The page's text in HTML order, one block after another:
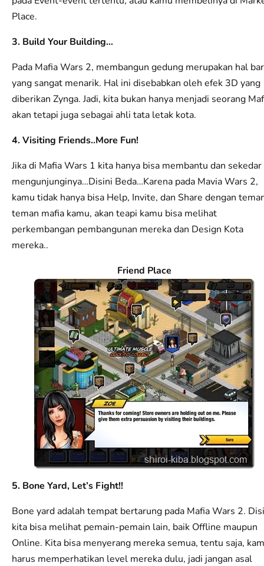
Place.
3. Build Your Building…
Pada Mafia Wars 2, membangun gedung merupakan hal
yang sangat menarik. Hal ini disebabkan oleh efek 3D yang
diberikan Zynga. Jadi, kita bukan hanya menjadi seorang
akan tetapi juga sebagai ahli tata letak kota.
4. Visiting Friends..More Fun!
Jika di Mafia Wars 1 kita hanya bisa membantu dan sekedar
mengunjunginya…Disini Beda…Karena pada Mavia Wars 2,
kamu tidak hanya bisa Help, Invite, dan Share dengan
teman mafia kamu, akan teapi kamu bisa melihat
perkembangan pembangunan mereka dan Design Kota
mereka..
Friend Place
5. Bone Yard, Let’s Fight!!
Bone yard adalah tempat bertarung pada Mafia Wars 2.
kita bisa melihat pemain-pemain lain, baik Offline maupun
Online. Kita bisa menyerang mereka semua, tentu saja,
harus memperhatikan level mereka dulu, jadi jangan asal